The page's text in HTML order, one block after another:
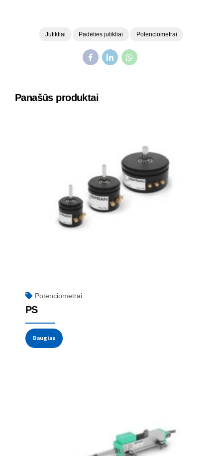
Jutikliai Padėties jutikliai Potenciometrai
Panašūs produktai
Potenciometrai
PS
Daugiau